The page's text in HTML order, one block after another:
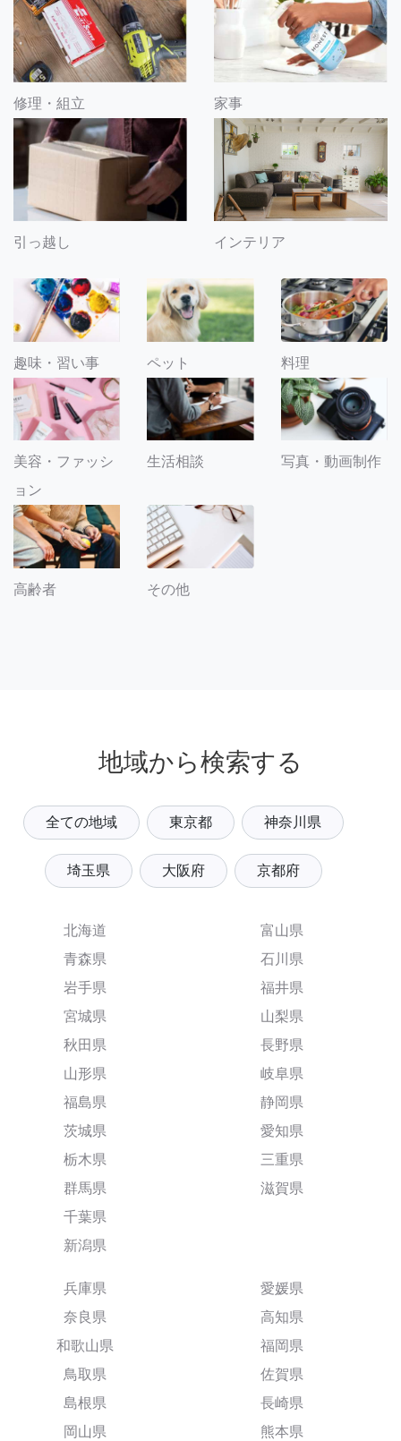
修理・組立 家事
引っ越し インテリア
趣味・習い事 ペット 料理
美容・ファッシ
ョン
生活相談 写真・動画制作
高齢者 その他
地域から検索する
全ての地域 東京都 神奈川県
埼玉県 大阪府 京都府
北海道
青森県
岩手県
宮城県
秋田県
山形県
福島県
茨城県
栃木県
群馬県
千葉県
新潟県
富山県
石川県
福井県
山梨県
長野県
岐阜県
静岡県
愛知県
三重県
滋賀県
兵庫県
奈良県
和歌山県
鳥取県
島根県
岡山県
愛媛県
高知県
福岡県
佐賀県
長崎県
熊本県